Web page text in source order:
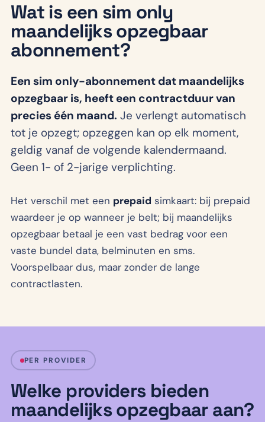
Wat is een sim only
maandelijks opzegbaar
abonnement?
Een sim only-abonnement dat maandelijks
opzegbaar is, heeft een contractduur van
precies één maand. Je verlengt automatisch
tot je opzegt; opzeggen kan op elk moment,
geldig vanaf de volgende kalendermaand.
Geen 1- of 2-jarige verplichting.
Het verschil met een prepaid simkaart: bij prepaid
waardeer je op wanneer je belt; bij maandelijks
opzegbaar betaal je een vast bedrag voor een
vaste bundel data, belminuten en sms.
Voorspelbaar dus, maar zonder de lange
contractlasten.
PER PROVIDER
Welke providers bieden
maandelijks opzegbaar aan?